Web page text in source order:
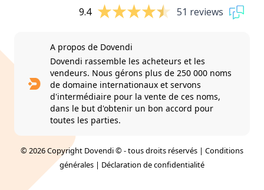
9.4 51 reviews
A propos de Dovendi
Dovendi rassemble les acheteurs et les
vendeurs. Nous gérons plus de 250 000 noms
de domaine internationaux et servons
d'intermédiaire pour la vente de ces noms,
dans le but d'obtenir un bon accord pour
toutes les parties.
© 2026 Copyright Dovendi © - tous droits réservés | Conditions
générales | Déclaration de confidentialité